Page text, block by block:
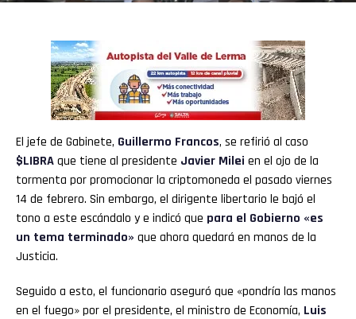
El jefe de Gabinete, Guillermo Francos, se refirió al caso
$LIBRAque tiene al presidente Javier Milei en el ojo de la
tormenta por promocionar la criptomoneda el pasado viernes
14 de febrero. Sin embargo, el dirigente libertario le bajó el
tono a este escándalo y e indicó que para el Gobierno «es
un tema terminado» que ahora quedará en manos de la
Justicia.
Seguido a esto, el funcionario aseguró que «pondría las manos
en el fuego» por el presidente, el ministro de Economía, Luis